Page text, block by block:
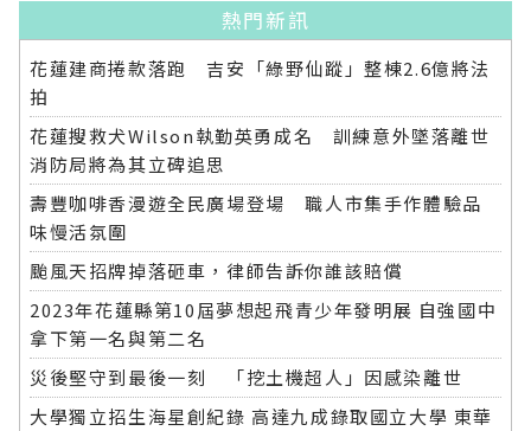
熱門新訊
花蓮建商捲款落跑 吉安「綠野仙蹤」整棟2.6億將法
拍
花蓮搜救犬Wilson執勤英勇成名 訓練意外墜落離世
消防局將為其立碑追思
壽豐咖啡香漫遊全民廣場登場 職人市集手作體驗品
味慢活氛圍
颱風天招牌掉落砸車，律師告訴你誰該賠償
2023年花蓮縣第10屆夢想起飛青少年發明展 自強國中
拿下第一名與第二名
災後堅守到最後一刻 「挖土機超人」因感染離世
大學獨立招生海星創紀錄 高達九成錄取國立大學 東華